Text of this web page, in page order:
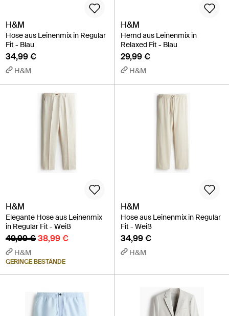
H&M
Hose aus Leinenmix in Regular
Fit - Blau
34,99 €
H&M
H&M
Hemd aus Leinenmix in
Relaxed Fit - Blau
29,99 €
H&M
H&M
Elegante Hose aus Leinenmix
in Regular Fit - Weiß
49,99 €38,99 €
H&M
GERINGE BESTÄNDE
H&M
Hose aus Leinenmix in Regular
Fit - Weiß
34,99 €
H&M